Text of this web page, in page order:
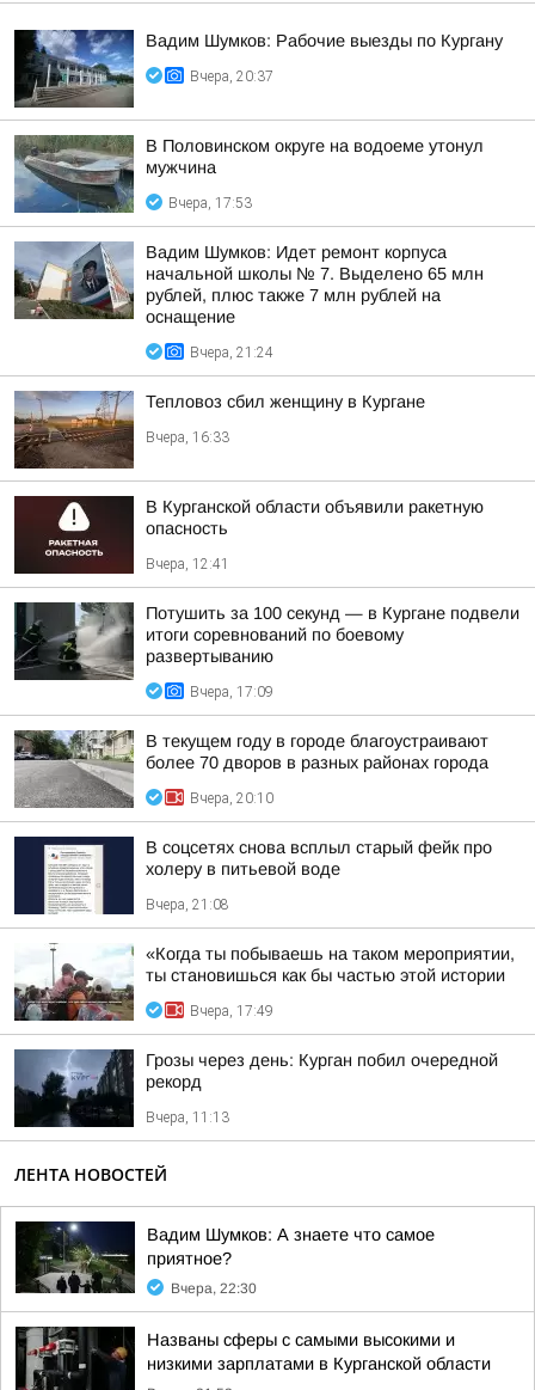
Вадим Шумков: Рабочие выезды по Кургану
Вчера, 20:37
В Половинском округе на водоеме утонул
мужчина
Вчера, 17:53
Вадим Шумков: Идет ремонт корпуса
начальной школы № 7. Выделено 65 млн
рублей, плюс также 7 млн рублей на
оснащение
Вчера, 21:24
Тепловоз сбил женщину в Кургане
Вчера, 16:33
В Курганской области объявили ракетную
опасность
Вчера, 12:41
Потушить за 100 секунд — в Кургане подвели
итоги соревнований по боевому
развертыванию
Вчера, 17:09
В текущем году в городе благоустраивают
более 70 дворов в разных районах города
Вчера, 20:10
В соцсетях снова всплыл старый фейк про
холеру в питьевой воде
Вчера, 21:08
«Когда ты побываешь на таком мероприятии,
ты становишься как бы частью этой истории
Вчера, 17:49
Грозы через день: Курган побил очередной
рекорд
Вчера, 11:13
ЛЕНТА НОВОСТЕЙ
Вадим Шумков: А знаете что самое
приятное?
Вчера, 22:30
Названы сферы с самыми высокими и
низкими зарплатами в Курганской области